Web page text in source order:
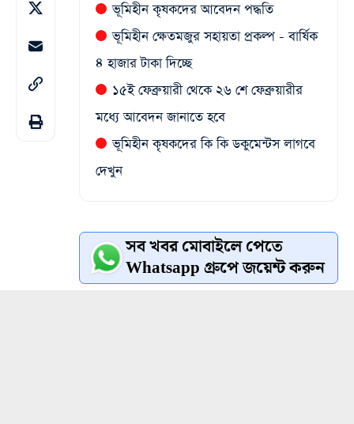
ভূমিহীন কৃষকদের আবেদন পদ্ধতি
ভূমিহীন ক্ষেতমজুর সহায়তা প্রকল্প - বার্ষিক
৪ হাজার টাকা দিচ্ছে
১৫ই ফেব্রুয়ারী থেকে ২৬ শে ফেব্রুয়ারীর
মধ্যে আবেদন জানাতে হবে
ভূমিহীন কৃষকদের কি কি ডকুমেন্টস লাগবে
দেখুন
সব খবর মোবাইলে পেতে
Whatsapp গ্রুপে জয়েন্ট করুন